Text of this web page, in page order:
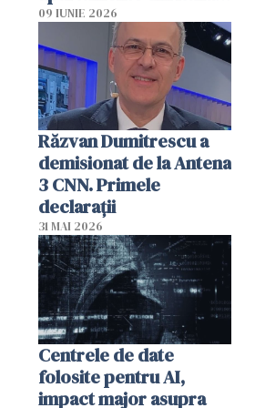
Poliția, sesizată
09 IUNIE 2026
Răzvan Dumitrescu a
demisionat de la Antena
3 CNN. Primele
declarații
31 MAI 2026
Centrele de date
folosite pentru AI,
impact major asupra